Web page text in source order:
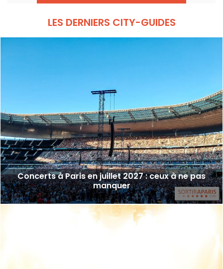
LES DERNIERS CITY-GUIDES
Concerts à Paris en juillet 2027 : ceux à ne pas
manquer